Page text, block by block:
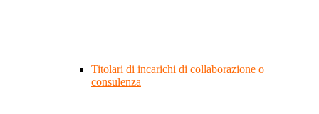
Titolari di incarichi di collaborazione o
consulenza